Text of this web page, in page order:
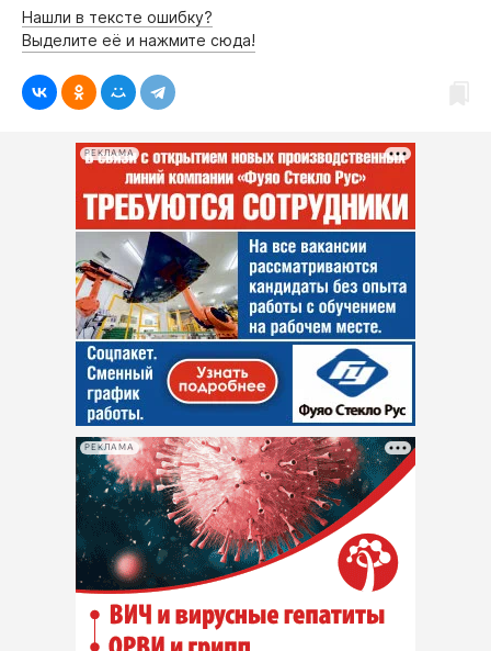
Нашли в тексте ошибку?
Выделите её и нажмите сюда!
РЕКЛАМА
РЕКЛАМА